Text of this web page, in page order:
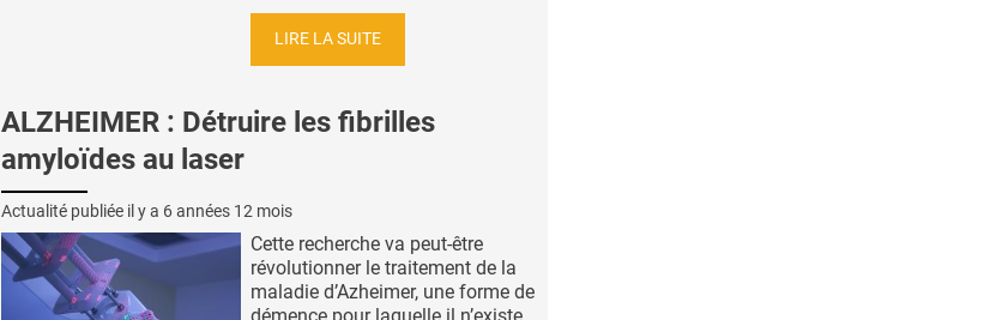
LIRE LA SUITE
ALZHEIMER : Détruire les fibrilles
amyloïdes au laser
Actualité publiée il y a 6 années 12 mois
Cette recherche va peut-être
révolutionner le traitement de la
maladie d’Azheimer, une forme de